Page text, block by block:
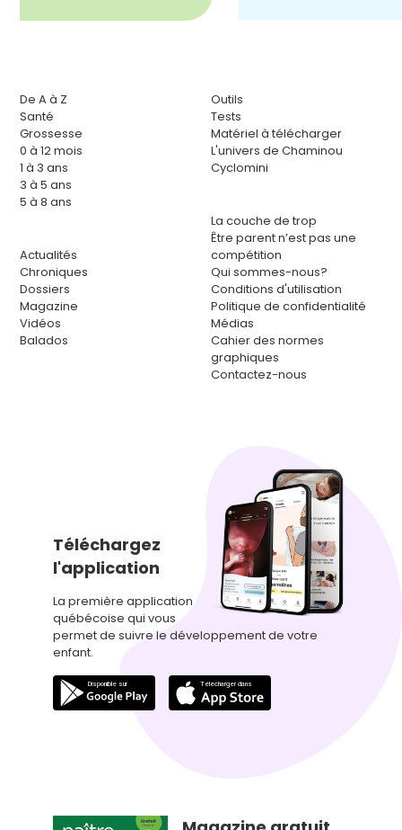
De A à Z
Santé
Grossesse
0 à 12 mois
1 à 3 ans
3 à 5 ans
5 à 8 ans
Actualités
Chroniques
Dossiers
Magazine
Vidéos
Balados
Outils
Tests
Matériel à télécharger
L'univers de Chaminou
Cyclomini
La couche de trop
Être parent n’est pas une
compétition
Qui sommes-nous?
Conditions d'utilisation
Politique de confidentialité
Médias
Cahier des normes
graphiques
Contactez-nous
Téléchargez
l'application
La première application
québécoise qui vous
permet de suivre le développement de votre
enfant.